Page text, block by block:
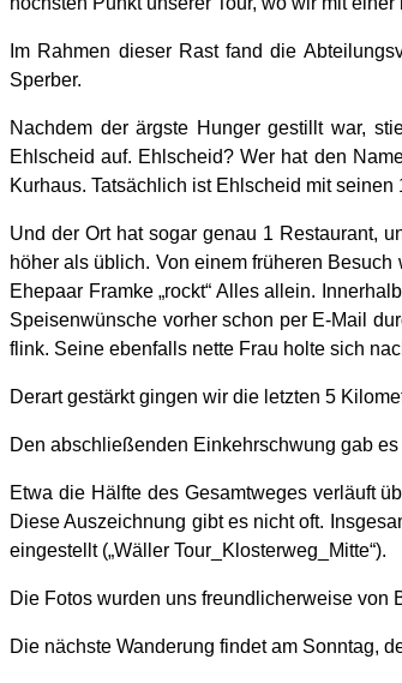
Im Rahmen dieser Rast fand die
Sperber.
Nachdem der ärgste Hunger gestillt war,
Ehlscheid auf. Ehlscheid? Wer hat den
Kurhaus. Tatsächlich ist Ehlscheid mit
Und der Ort hat sogar genau 1 Restaurant,
höher als üblich. Von einem früheren
Ehepaar Framke „rockt“ Alles allein.
Speisenwünsche vorher schon per E-Mail
flink. Seine ebenfalls nette Frau holte sich
Derart gestärkt gingen wir die letzten 5
Den abschließenden Einkehrschwung gab
Etwa die Hälfte des Gesamtweges verläuft
Diese Auszeichnung gibt es nicht oft.
eingestellt („Wäller Tour_Klosterweg_Mitte“).
Die Fotos wurden uns freundlicherweise von
Die nächste Wanderung findet am Sonntag,